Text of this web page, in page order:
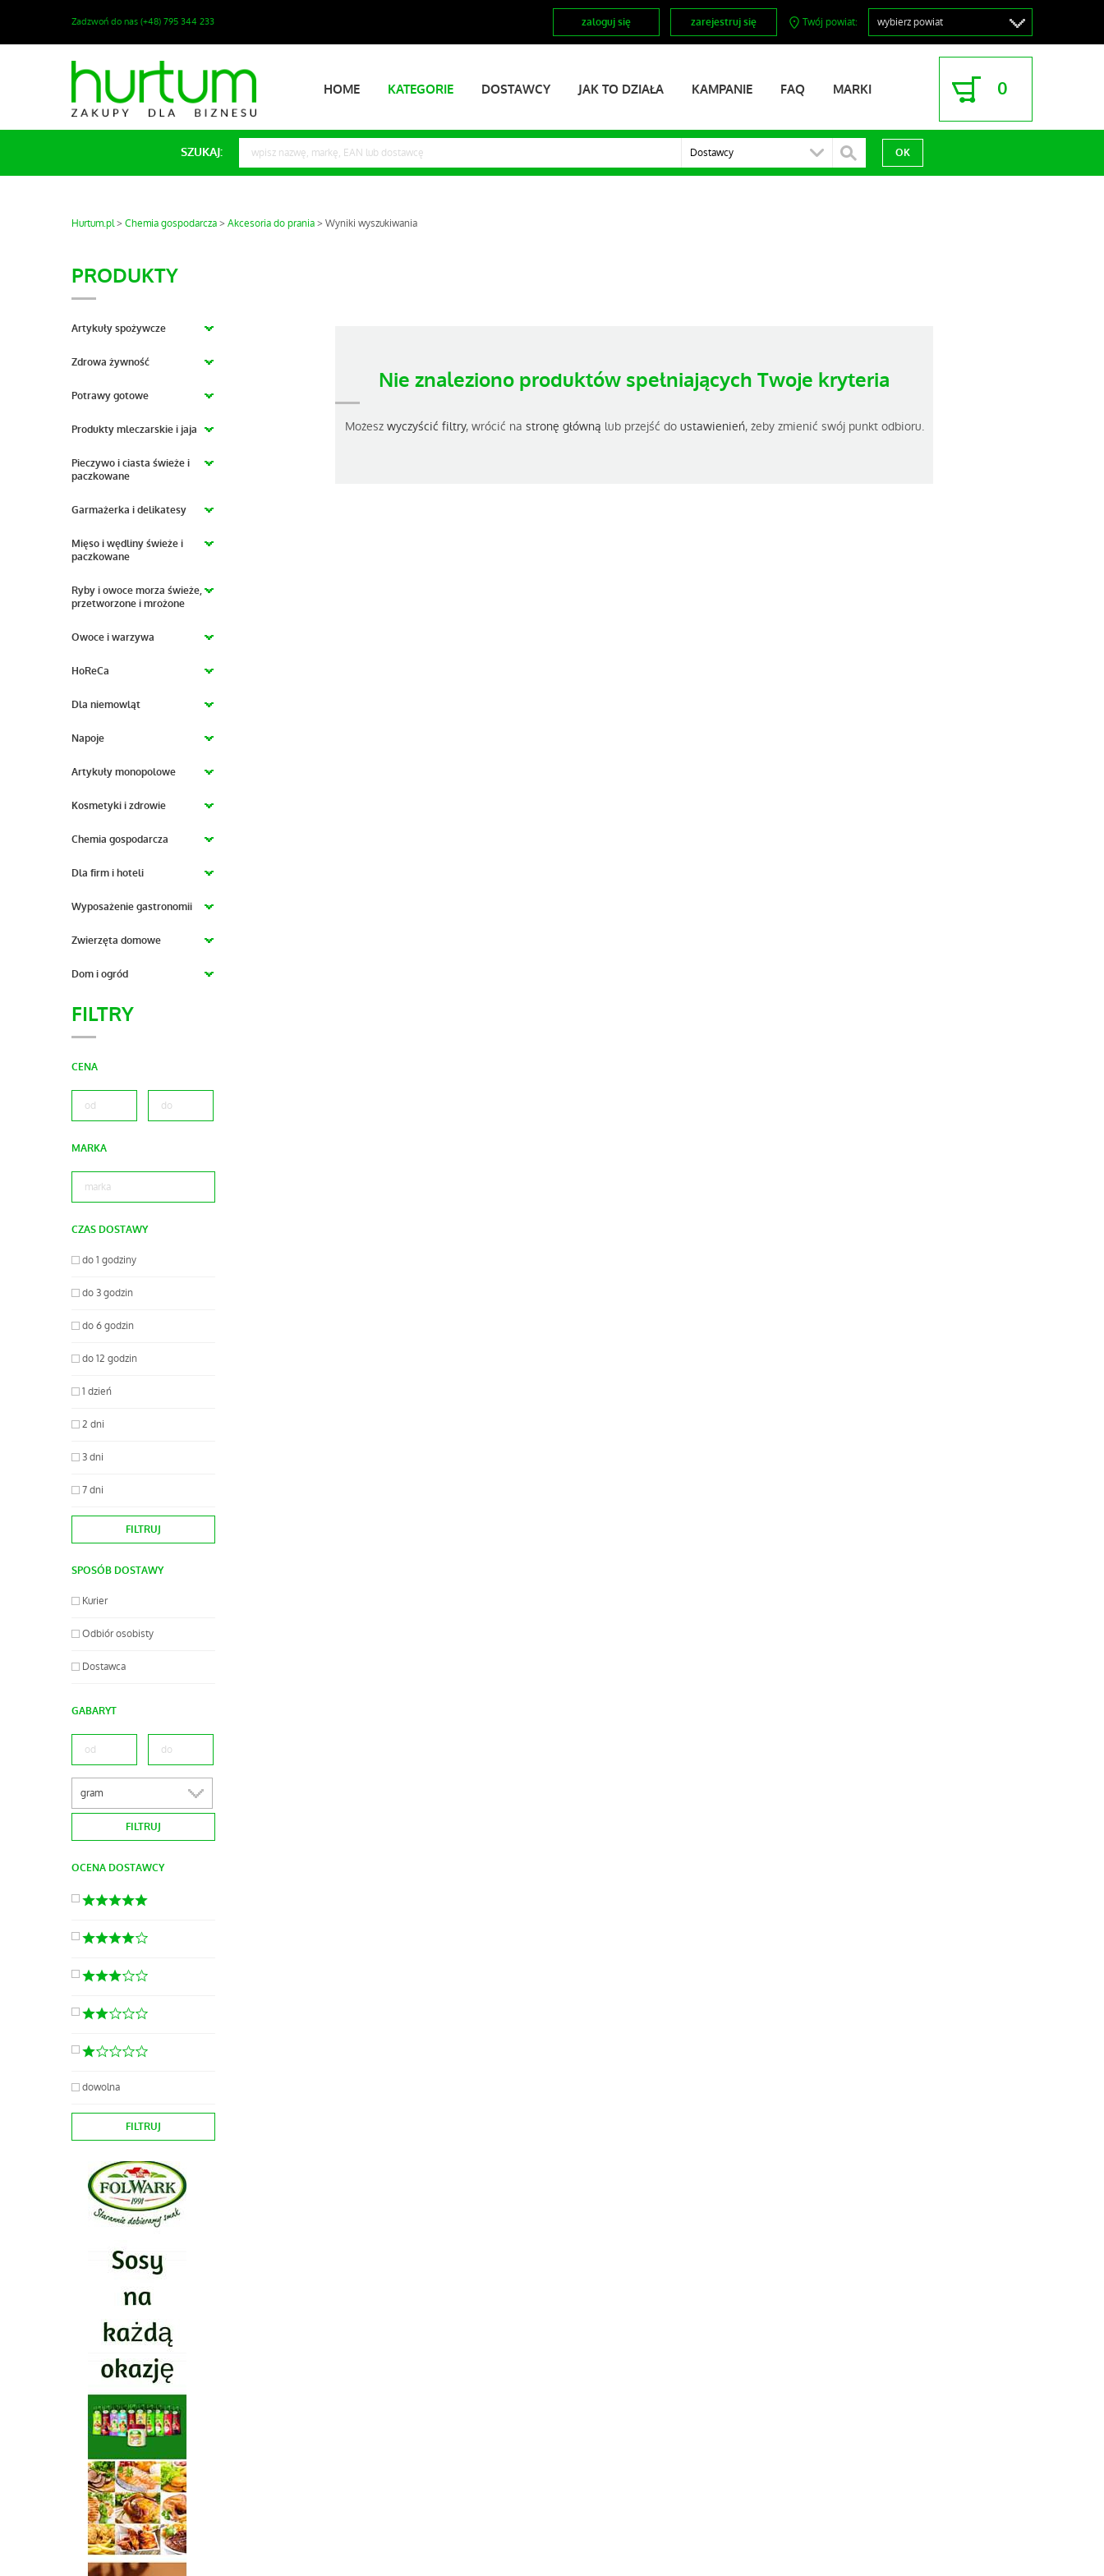
Twój powiat:
zaloguj się zarejestruj się
Zadzwoń do nas (+48) 795 344 233
HOME KATEGORIE DOSTAWCY JAK TO DZIAŁA KAMPANIE FAQ MARKI 0
SZUKAJ: Dostawcy
Hurtum.pl Chemia gospodarcza Akcesoria do prania Wyniki wyszukiwania
PRODUKTY
Artykuły spożywcze
Zdrowa żywność
Potrawy gotowe
Produkty mleczarskie i jaja
Pieczywo i ciasta świeże i
paczkowane
Garmażerka i delikatesy
Mięso i wędliny świeże i
paczkowane
Ryby i owoce morza świeże,
przetworzone i mrożone
Owoce i warzywa
HoReCa
Dla niemowląt
Napoje
Artykuły monopolowe
Kosmetyki i zdrowie
Chemia gospodarcza
Dla firm i hoteli
Wyposażenie gastronomii
Zwierzęta domowe
Dom i ogród
FILTRY
CENA
MARKA
CZAS DOSTAWY
do 1 godziny
do 3 godzin
do 6 godzin
do 12 godzin
1 dzień
2 dni
3 dni
7 dni
SPOSÓB DOSTAWY
Kurier
Odbiór osobisty
Dostawca
GABARYT
gram
OCENA DOSTAWCY
dowolna
Nie znaleziono produktów spełniających Twoje kryteria
Możesz wyczyścić filtry, wrócić na stronę główną lub przejść do ustawienień, żeby zmienić swój punkt odbioru.